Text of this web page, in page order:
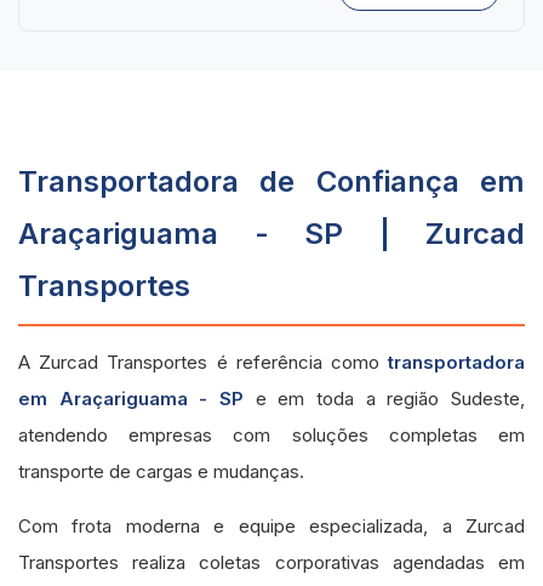
Transportadora de Confiança em
Araçariguama - SP | Zurcad
Transportes
A Zurcad Transportes é referência comotransportadora
em Araçariguama - SP e em toda a região Sudeste,
atendendo empresas com soluções completas em
transporte de cargas e mudanças.
Com frota moderna e equipe especializada, a Zurcad
Transportes realiza coletas corporativas agendadas em